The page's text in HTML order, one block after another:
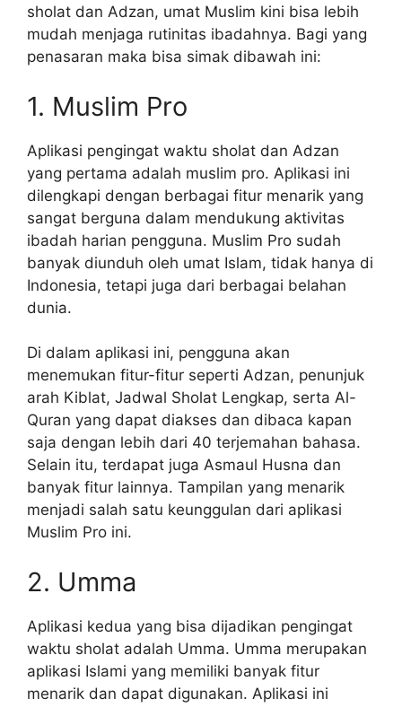
sholat dan Adzan, umat Muslim kini bisa lebih
mudah menjaga rutinitas ibadahnya. Bagi yang
penasaran maka bisa simak dibawah ini:
1. Muslim Pro
Aplikasi pengingat waktu sholat dan Adzan
yang pertama adalah muslim pro. Aplikasi ini
dilengkapi dengan berbagai fitur menarik yang
sangat berguna dalam mendukung aktivitas
ibadah harian pengguna. Muslim Pro sudah
banyak diunduh oleh umat Islam, tidak hanya di
Indonesia, tetapi juga dari berbagai belahan
dunia.
Di dalam aplikasi ini, pengguna akan
menemukan fitur-fitur seperti Adzan, penunjuk
arah Kiblat, Jadwal Sholat Lengkap, serta Al-
Quran yang dapat diakses dan dibaca kapan
saja dengan lebih dari 40 terjemahan bahasa.
Selain itu, terdapat juga Asmaul Husna dan
banyak fitur lainnya. Tampilan yang menarik
menjadi salah satu keunggulan dari aplikasi
Muslim Pro ini.
2. Umma
Aplikasi kedua yang bisa dijadikan pengingat
waktu sholat adalah Umma. Umma merupakan
aplikasi Islami yang memiliki banyak fitur
menarik dan dapat digunakan. Aplikasi ini